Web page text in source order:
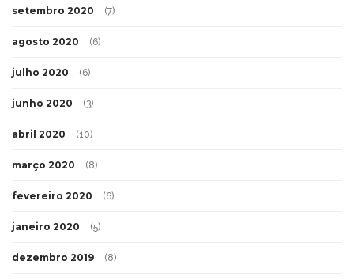
setembro 2020 (7)
agosto 2020 (6)
julho 2020 (6)
junho 2020 (3)
abril 2020 (10)
março 2020 (8)
fevereiro 2020 (6)
janeiro 2020 (5)
dezembro 2019 (8)